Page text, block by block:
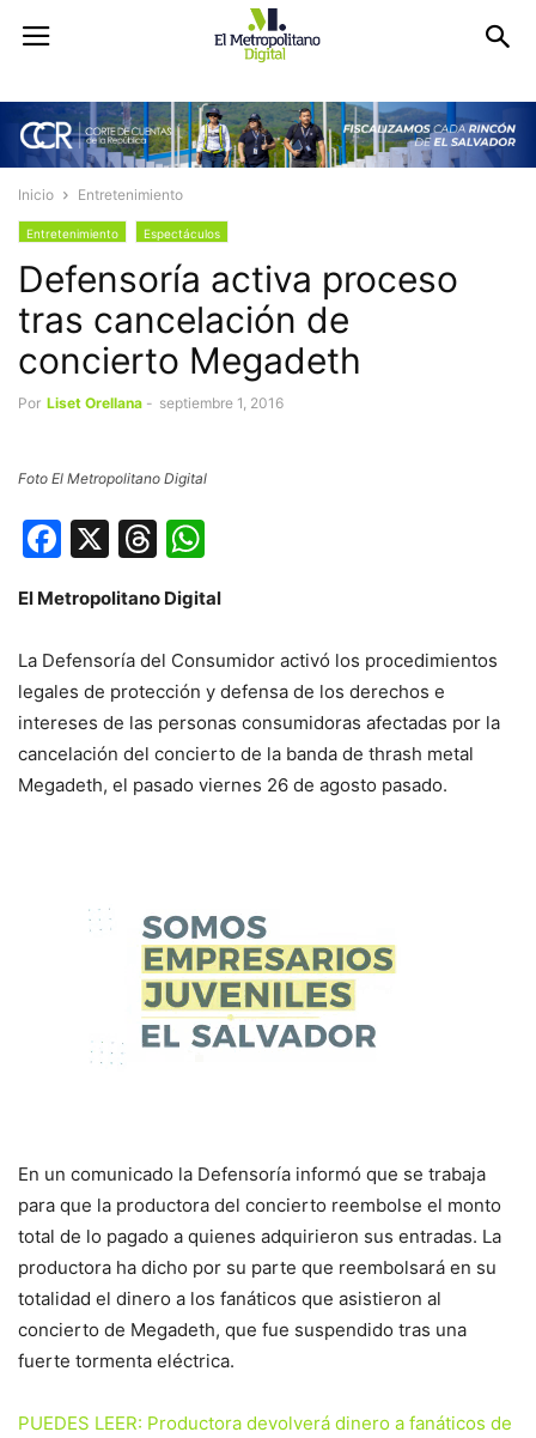
Inicio Entretenimiento
Entretenimiento Espectáculos
Defensoría activa proceso
tras cancelación de
concierto Megadeth
Por Liset Orellana - septiembre 1, 2016
Foto El Metropolitano Digital
Facebook
X Threads
El Metropolitano Digital
La Defensoría del Consumidor activó los procedimientos
legales de protección y defensa de los derechos e
intereses de las personas consumidoras afectadas por la
cancelación del concierto de la banda de thrash metal
Megadeth, el pasado viernes 26 de agosto pasado.
En un comunicado la Defensoría informó que se trabaja
para que la productora del concierto reembolse el monto
total de lo pagado a quienes adquirieron sus entradas. La
productora ha dicho por su parte que reembolsará en su
totalidad el dinero a los fanáticos que asistieron al
concierto de Megadeth, que fue suspendido tras una
fuerte tormenta eléctrica.
PUEDES LEER: Productora devolverá dinero a fanáticos de